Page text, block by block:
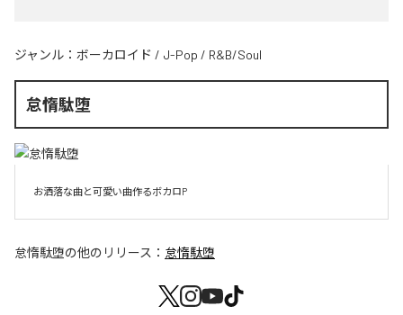
ジャンル： ボーカロイド / J-Pop / R&B/Soul
怠惰駄堕
お洒落な曲と可愛い曲作るボカロP
怠惰駄堕の他のリリース： 怠惰駄堕